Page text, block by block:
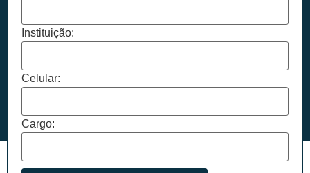
Instituição:
Celular:
Cargo: